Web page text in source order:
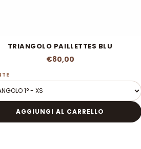
TRIANGOLO PAILLETTES BLU
€80,00
AGGIUNGI AL CARRELLO